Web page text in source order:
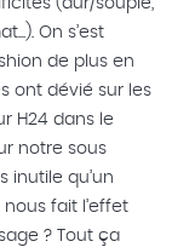
(dur/souple,
On s’est
de plus en
ont dévié sur les
H24 dans le
notre sous
inutile qu’un
fait l’effet
? Tout ça